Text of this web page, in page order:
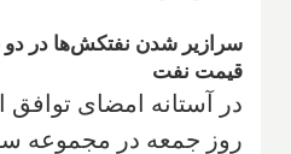
سرازیر شدن نفتکش‌ها در
قیمت نفت
در آستانه امضای توافق
روز جمعه در مجموعه